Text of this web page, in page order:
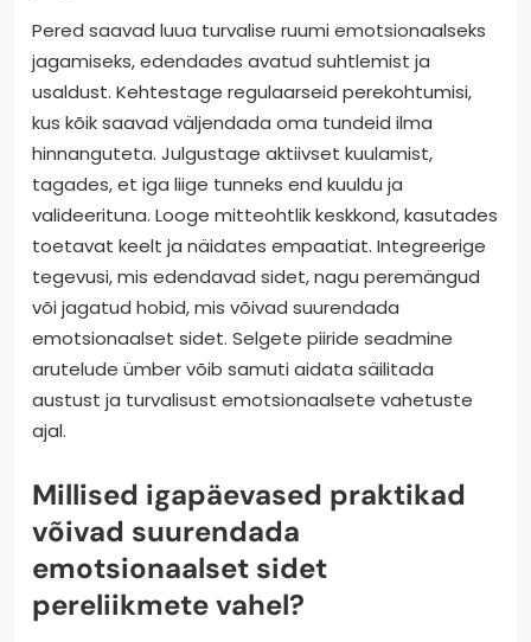
Pered saavad luua turvalise ruumi emotsionaalseks
jagamiseks, edendades avatud suhtlemist ja
usaldust. Kehtestage regulaarseid perekohtumisi,
kus kõik saavad väljendada oma tundeid ilma
hinnanguteta. Julgustage aktiivset kuulamist,
tagades, et iga liige tunneks end kuuldu ja
valideerituna. Looge mitteohtlik keskkond, kasutades
toetavat keelt ja näidates empaatiat. Integreerige
tegevusi, mis edendavad sidet, nagu peremängud
või jagatud hobid, mis võivad suurendada
emotsionaalset sidet. Selgete piiride seadmine
arutelude ümber võib samuti aidata säilitada
austust ja turvalisust emotsionaalsete vahetuste
ajal.
Millised igapäevased praktikad
võivad suurendada
emotsionaalset sidet
pereliikmete vahel?